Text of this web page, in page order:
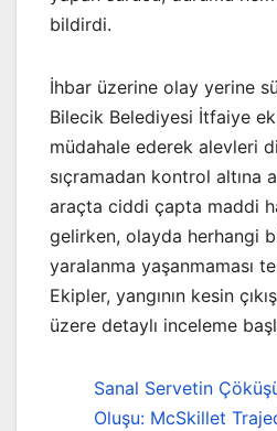
bildirdi.
İhbar üzerine olay yerine
Bilecik Belediyesi İtfaiye
müdahale ederek alevleri
sıçramadan kontrol altına
araçta ciddi çapta maddi
gelirken, olayda herhangi
yaralanma yaşanmaması
Ekipler, yangının kesin
üzere detaylı inceleme
Sanal Servetin
Oluşu: McSkillet